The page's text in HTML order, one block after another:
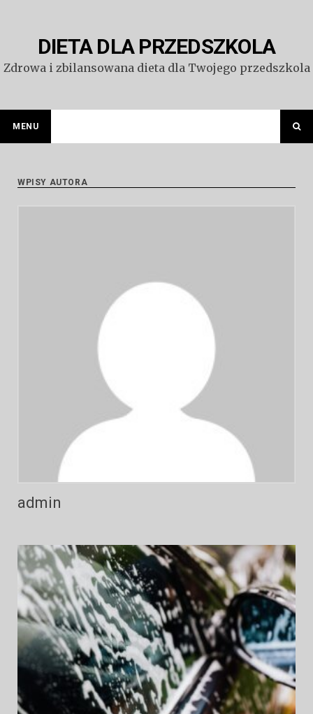
DIETA DLA PRZEDSZKOLA
Zdrowa i zbilansowana dieta dla Twojego przedszkola
MENU
WPISY AUTORA
admin